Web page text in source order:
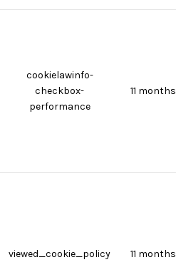
cookielawinfo-
checkbox-
performance
11 months
viewed_cookie_policy 11 months